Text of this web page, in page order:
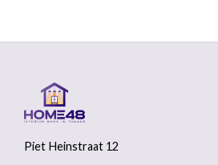
Piet Heinstraat 12